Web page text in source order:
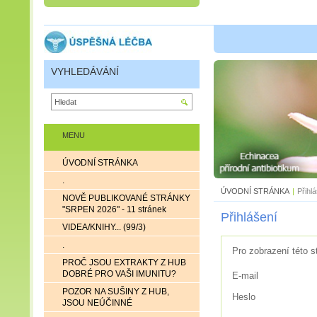
ÚVODNÍ STRÁNKA |
Přihlášení
Pro zobrazení této
E-mail
Heslo
MENU
ÚVODNÍ STRÁNKA
.
NOVĚ PUBLIKOVANÉ STRÁNKY
"SRPEN 2026" - 11 stránek
VIDEA/KNIHY... (99/3)
.
PROČ JSOU EXTRAKTY Z HUB
DOBRÉ PRO VAŠI IMUNITU?
POZOR NA SUŠINY Z HUB,
JSOU NEÚČINNÉ
VYHLEDÁVÁNÍ